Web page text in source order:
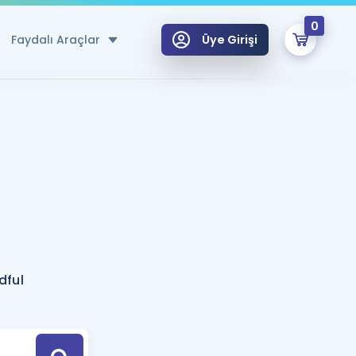
Faydalı Araçlar
Hesaplama Aracı
için Öneriler
Tek Takvimde
Üye Girişi
0
Hoca ile seni sınava hazırlayacak onlarca eğitim seni bekliyor!